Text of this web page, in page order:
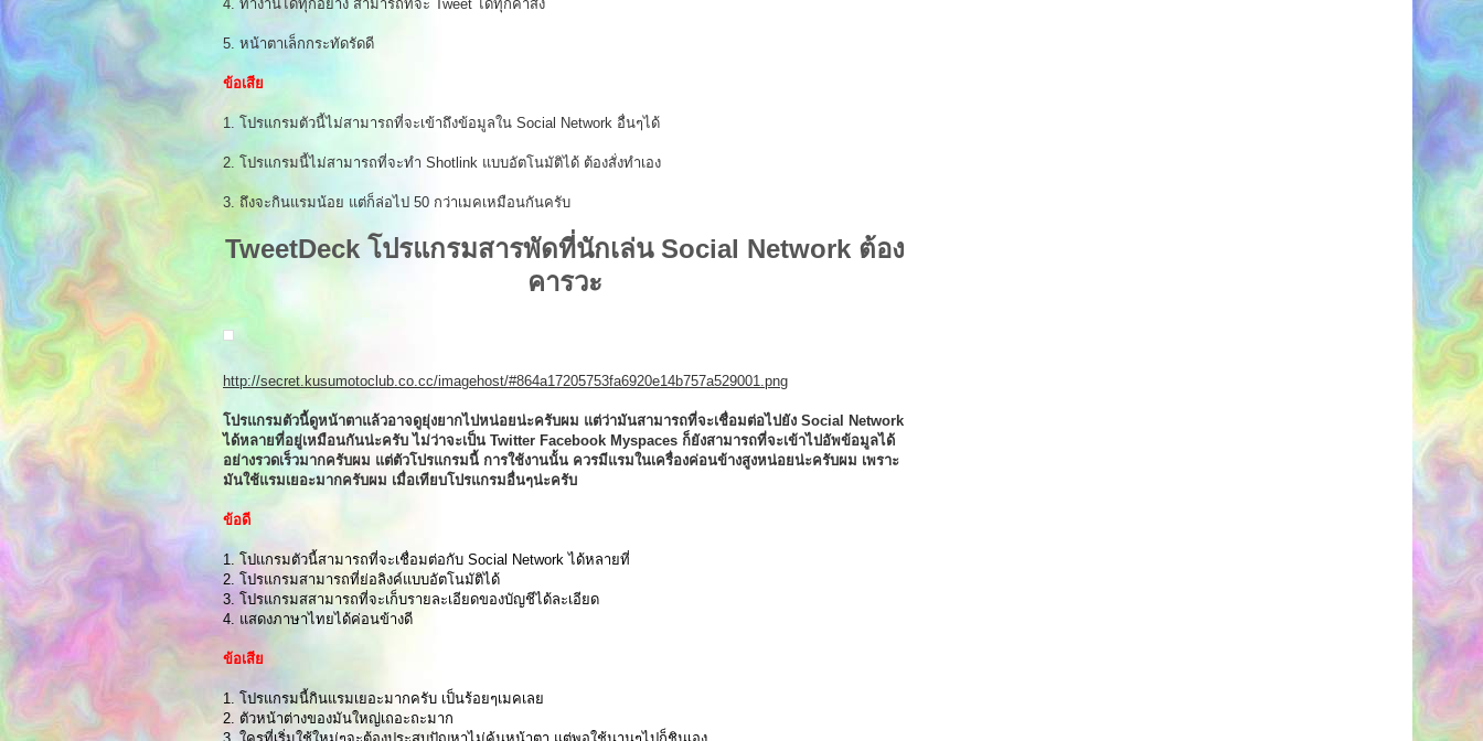
4. ทำงานได้ทุกอย่าง สามารถที่จะ Tweet ได้ทุกคำสั่ง
5. หน้าตาเล็กกระทัดรัดดี
ข้อเสีย
1. โปรแกรมตัวนี้ไม่สามารถที่จะเข้าถึงข้อมูลใน Social Network อื่นๆได้
2. โปรแกรมนี้ไม่สามารถที่จะทำ Shotlink แบบอัตโนมัติได้ ต้องสั่งทำเอง
3. ถึงจะกินแรมน้อย แต่ก็ล่อไป 50 กว่าเมคเหมือนกันครับ
TweetDeck โปรแกรมสารพัดที่นักเล่น Social Network ต้อง
คารวะ
http://secret.kusumotoclub.co.cc/imagehost/#864a17205753fa6920e14b757a529001.png
โปรแกรมตัวนี้ดูหน้าตาแล้วอาจดูยุ่งยากไปหน่อยน่ะครับผม แต่ว่ามันสามารถที่จะเชื่อมต่อไปยัง Social Network
ได้หลายที่อยู่เหมือนกันน่ะครับ ไม่ว่าจะเป็น Twitter Facebook Myspaces ก็ยังสามารถที่จะเข้าไปอัพข้อมูลได้
อย่างรวดเร็วมากครับผม แต่ตัวโปรแกรมนี้ การใช้งานนั้น ควรมีแรมในเครื่องค่อนข้างสูงหน่อยน่ะครับผม เพราะ
มันใช้แรมเยอะมากครับผม เมื่อเทียบโปรแกรมอื่นๆน่ะครับ
ข้อดี
1. โปแกรมตัวนี้สามารถที่จะเชื่อมต่อกับ Social Network ได้หลายที่
2. โปรแกรมสามารถที่ย่อลิงค์แบบอัตโนมัติได้
3. โปรแกรมสสามารถที่จะเก็บรายละเอียดของบัญชีได้ละเอียด
4. แสดงภาษาไทยได้ค่อนข้างดี
ข้อเสีย
1. โปรแกรมนี้กินแรมเยอะมากครับ เป็นร้อยๆเมคเลย
2. ตัวหน้าต่างของมันใหญ่เถอะถะมาก